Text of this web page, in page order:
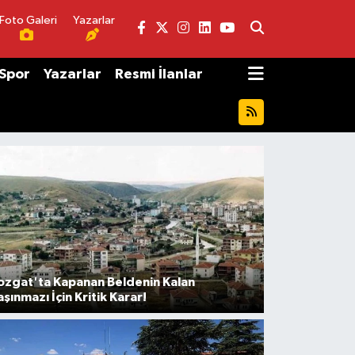
Foto Galeri Yazarlar
Yazarlar Resmi İlanlar
Kapanan Beldenin Kalan
İçin Kritik Karar!